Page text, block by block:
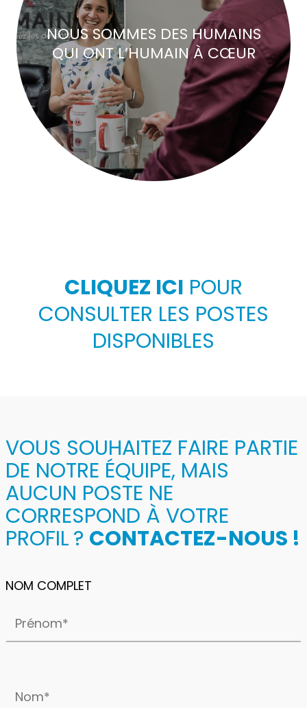
NOUS SOMMES DES HUMAINS
QUI ONT L’HUMAIN À CŒUR
CLIQUEZ ICI POUR
CONSULTER LES POSTES
DISPONIBLES
VOUS SOUHAITEZ FAIRE PARTIE
DE NOTRE ÉQUIPE, MAIS
AUCUN POSTE NE
CORRESPOND À VOTRE
PROFIL ? CONTACTEZ-NOUS !
NOM COMPLET